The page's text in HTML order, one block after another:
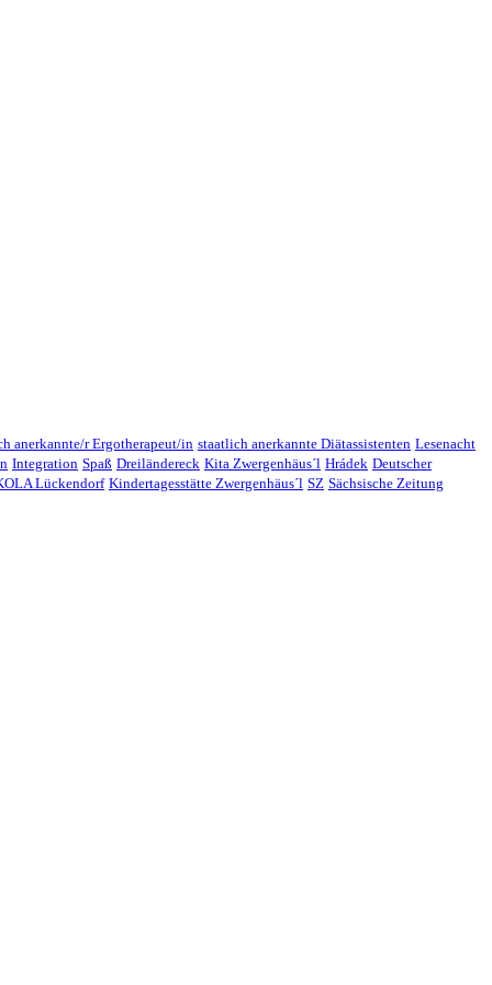
anerkannte/r Ergotherapeut/in staatlich anerkannte Diätassistenten Lesenacht
Integration Spaß Dreiländereck Kita Zwergenhäus´l Hrádek Deutscher
Lückendorf Kindertagesstätte Zwergenhäus´l SZ Sächsische Zeitung